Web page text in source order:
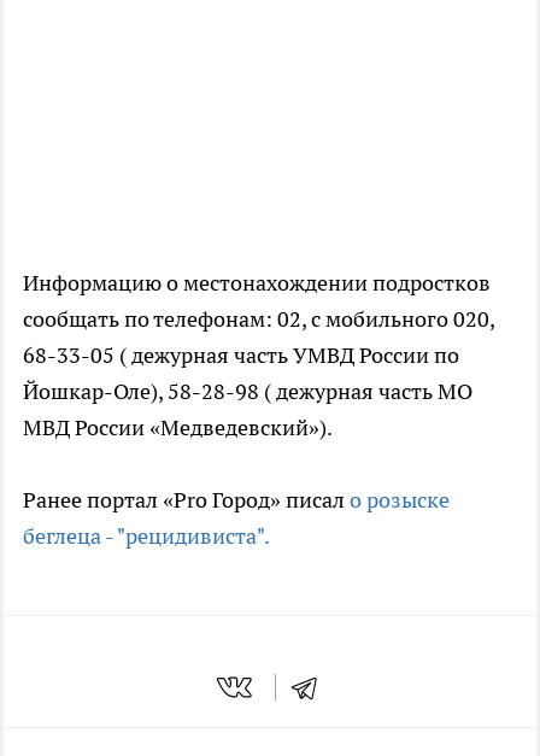
Информацию о местонахождении подростков
сообщать по телефонам: 02, с мобильного 020,
68-33-05 ( дежурная часть УМВД России по
Йошкар-Оле), 58-28-98 ( дежурная часть МО
МВД России «Медведевский»).
Ранее портал «Pro Город» писал о розыске
беглеца - "рецидивиста".